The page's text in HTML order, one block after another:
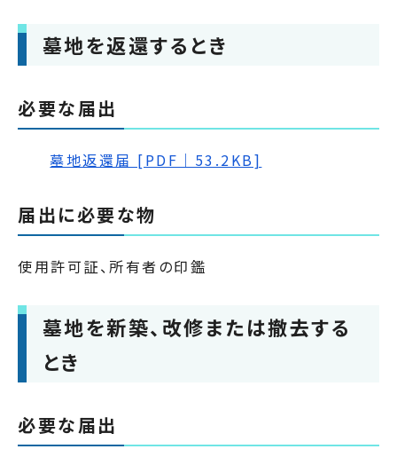
墓地を返還するとき
必要な届出
墓地返還届 [PDF｜53.2KB]
届出に必要な物
使用許可証、所有者の印鑑
墓地を新築、改修または撤去する
とき
必要な届出